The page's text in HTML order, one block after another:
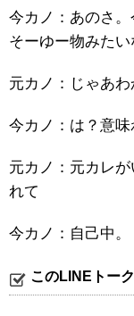
今カノ：あのさ。
そーゆー物みたい
元カノ：じゃあわ
今カノ：は？意味
元カノ：元カレ
れて
今カノ：自己中。
このLINEトー